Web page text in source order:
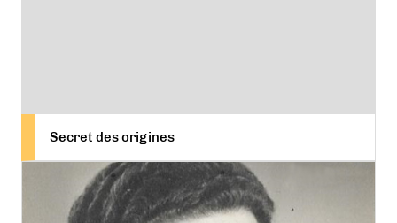
Secret des origines